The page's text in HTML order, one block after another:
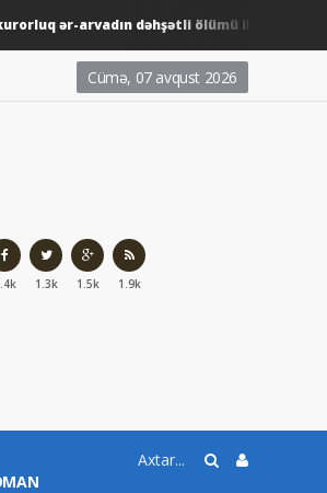
ər-arvadın dəhşətli ölümü ilə bağlı -
Cümə, 07 avqust 2026
1.3k 1.5k 1.9k